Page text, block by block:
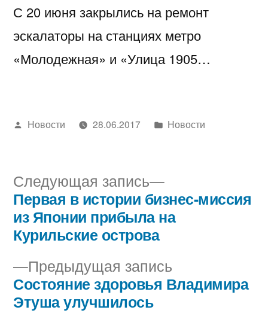
С 20 июня закрылись на ремонт
эскалаторы на станциях метро
«Молодежная» и «Улица 1905…
Написано
Новости 28.06.2017
Написано
Новости
Навигация
по
записям
Предыдущая запись
запись:
Состояние здоровья Владимира
Этуша улучшилось
Следующая запись
Следующая
запись:
Первая в истории бизнес-миссия
из Японии прибыла на
Курильские острова